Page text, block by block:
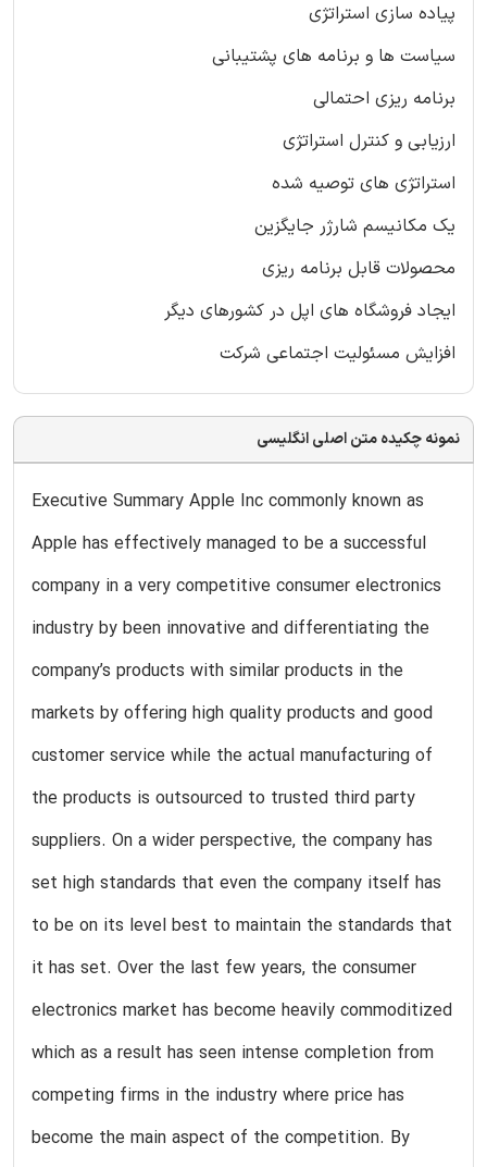
پیاده سازی استراتژی
سیاست ها و برنامه های پشتیبانی
برنامه ریزی احتمالی
ارزیابی و کنترل استراتژی
استراتژی های توصیه شده
یک مکانیسم شارژر جایگزین
محصولات قابل برنامه ریزی
ایجاد فروشگاه های اپل در کشورهای دیگر
افزایش مسئولیت اجتماعی شرکت
نمونه چکیده متن اصلی انگلیسی
Executive Summary Apple Inc commonly known as
Apple has effectively managed to be a successful
company in a very competitive consumer electronics
industry by been innovative and differentiating the
company’s products with similar products in the
markets by offering high quality products and good
customer service while the actual manufacturing of
the products is outsourced to trusted third party
suppliers. On a wider perspective, the company has
set high standards that even the company itself has
to be on its level best to maintain the standards that
it has set. Over the last few years, the consumer
electronics market has become heavily commoditized
which as a result has seen intense completion from
competing firms in the industry where price has
become the main aspect of the competition. By